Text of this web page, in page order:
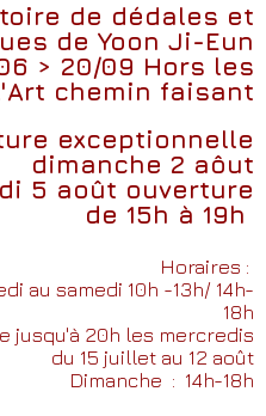
de dédales et
de Yoon Ji-Eun
> 20/09 Hors les
chemin faisant
exceptionnelle
dimanche 2 aôut
5 août ouverture
de 15h à 19h
Horaires :
au samedi 10h -13h/ 14h-
18h
jusqu'à 20h les mercredis
du 15 juillet au 12 août
Dimanche : 14h-18h